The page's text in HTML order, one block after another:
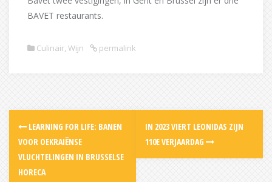
BAVET restaurants.
Culinair, Wijn permalink
Post
navigation
LEARNING FOR LIFE: BANEN
VOOR OEKRAIËNSE
VLUCHTELINGEN IN BRUSSELSE
HORECA
IN 2023 VIERT LEONIDAS ZIJN
110E VERJAARDAG